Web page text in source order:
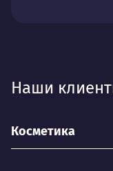
Наши
Косметика